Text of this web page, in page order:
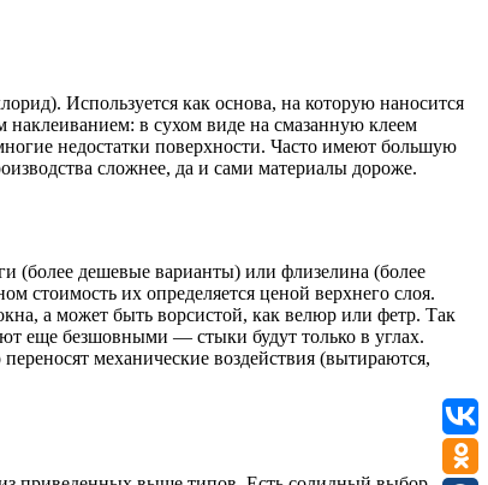
Используется как основа, на которую наносится
в сухом виде на смазанную клеем
недостатки поверхности. Часто имеют большую
сложнее, да и сами материалы дороже.
(более дешевые варианты) или флизелина (более
стоимость их определяется ценой верхнего слоя.
а может быть ворсистой, как велюр или фетр. Так
еще безшовными — стыки будут только в углах.
механические воздействия (вытираются,